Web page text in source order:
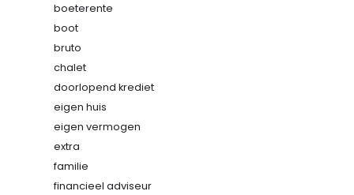
boeterente
boot
bruto
chalet
doorlopend krediet
eigen huis
eigen vermogen
extra
familie
financieel adviseur